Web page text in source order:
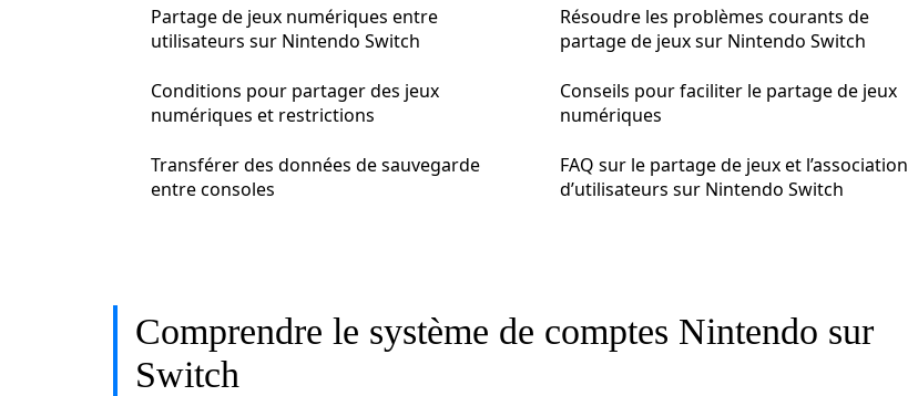
Partage de jeux numériques entre
utilisateurs sur Nintendo Switch
Conditions pour partager des jeux
numériques et restrictions
Transférer des données de sauvegarde
entre consoles
Résoudre les problèmes courants de
partage de jeux sur Nintendo Switch
Conseils pour faciliter le partage de jeux
numériques
FAQ sur le partage de jeux et l’association
d’utilisateurs sur Nintendo Switch
Comprendre le système de comptes Nintendo sur
Switch